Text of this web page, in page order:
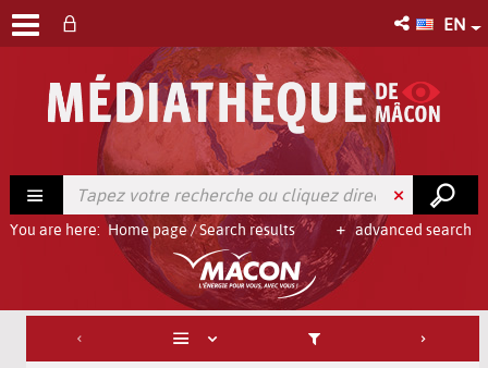
EN
advanced search
You are here: Home page/Search results